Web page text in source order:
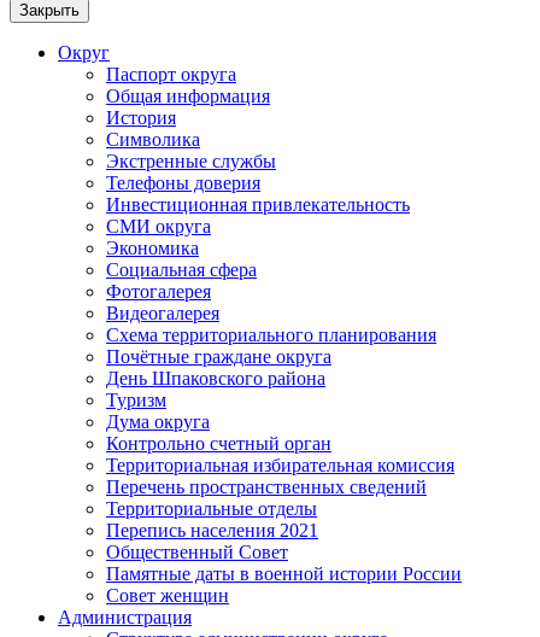
Закрыть
Округ
Паспорт округа
Общая информация
История
Символика
Экстренные службы
Телефоны доверия
Инвестиционная привлекательность
СМИ округа
Экономика
Социальная сфера
Фотогалерея
Видеогалерея
Схема территориального планирования
Почётные граждане округа
День Шпаковского района
Туризм
Дума округа
Контрольно счетный орган
Территориальная избирательная комиссия
Перечень пространственных сведений
Территориальные отделы
Перепись населения 2021
Общественный Совет
Памятные даты в военной истории России
Совет женщин
Администрация